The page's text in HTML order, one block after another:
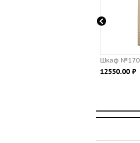
Шкаф №170
12550.00 ⃏